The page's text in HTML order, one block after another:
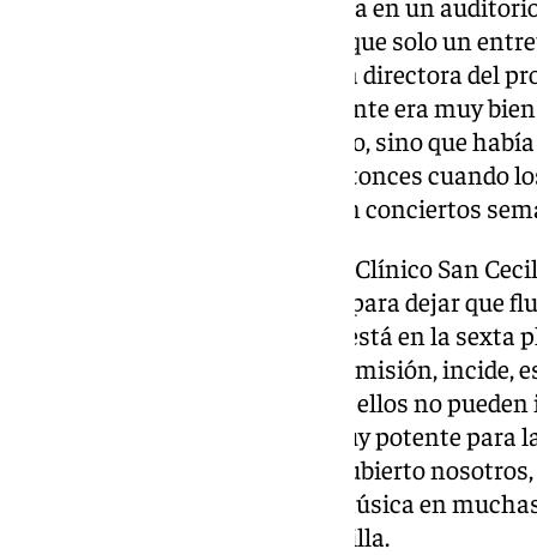
música fuera una terapia, más que solo un
como en nuestro caso», relata la directora del
dimos cuenta de que no solamente era muy
pacientes y el personal sanitario, sino que
los pacientes», sostiene. Fue entonces cuando
intensificaron su presencia, con conciertos
Ya hay por ello dos pianos en el Clínico San
Sinfonendo todas las semanas para dejar que
estancia de los pacientes. Uno está en la
pediátrica; el otro, en la UCI. La misión, incide,
disfrutar de un concierto donde ellos no
la música tiene un beneficio muy potente para
investigado, no las hemos descubierto
científico sobre el efecto de la música en
humana», asevera Marián Munilla.